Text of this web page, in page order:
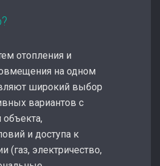
отопления и
на одном
широкий выбор
вариантов с
и доступа к
(газ, электричество,